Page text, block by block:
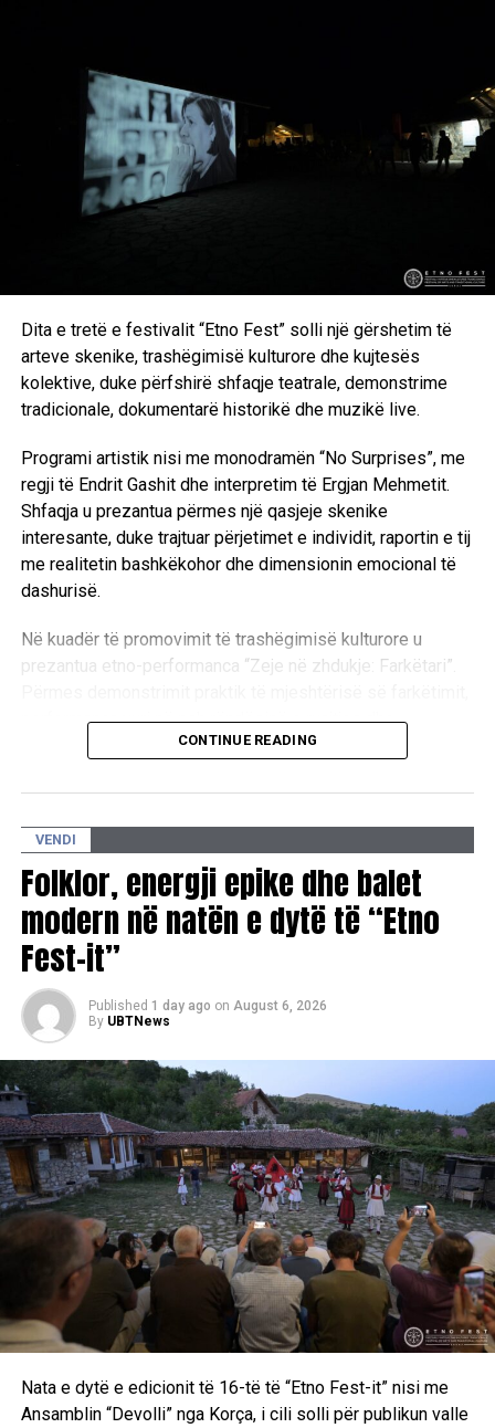
Dita e tretë e festivalit “Etno Fest” solli një gërshetim të
arteve skenike, trashëgimisë kulturore dhe kujtesës
kolektive, duke përfshirë shfaqje teatrale, demonstrime
tradicionale, dokumentarë historikë dhe muzikë live.
Programi artistik nisi me monodramën “No Surprises”, me
regji të Endrit Gashit dhe interpretim të Ergjan Mehmetit.
Shfaqja u prezantua përmes një qasjeje skenike
interesante, duke trajtuar përjetimet e individit, raportin e tij
me realitetin bashkëkohor dhe dimensionin emocional të
dashurisë.
Në kuadër të promovimit të trashëgimisë kulturore u
prezantua etno-performanca “Zeje në zhdukje: Farkëtari”.
performanca vuri në pah rëndësinë e ruajtjes dhe
transmetimit të zanateve tradicionale.
Mbrëmja vazhdoi me shfaqjen e dy dokumentarëve me
“Ferdonija” me autorë Gazmend Bajri dhe Shkurte Dauti: Një
rrëfim për historinë dhe qëndresën e Ferdonije Qerkezit
nga Gjakova, e cila jeton me kujtimin e bashkëshortit dhe
katër djemve të saj të humbur gjatë luftës.
“Pesë lulet, një notë e humbur” me autor Fatlum Haziri:
Dokumentar që trajton temën e helmimeve të nxënësve në
shkollat e Kosovës gjatë viteve ’90, i ndërtuar mbi dëshmi,
intervista dhe materiale arkivore.
Aktivitetet e ditës u përmbyllën me “Etno Nejën”, ku
interpretoi grupi “Ardian Behrami CIPA & Band”, duke sjellë
përpunime muzikore për publikun pranishëm. /E.A/
CONTINUE READING
VENDI
Folklor, energji epike dhe balet
modern në natën e dytë të “Etno
Fest-it”
Published 1 day ago on August 6, 2026
By UBTNews
Nata e dytë e edicionit të 16-të të “Etno Fest-it” nisi me
Ansamblin “Devolli” nga Korça, i cili solli për publikun valle